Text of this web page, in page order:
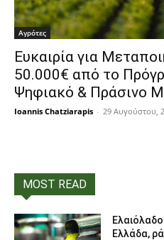
Αγρότες
Ευκαιρία για
50.000€ από το
Ψηφιακό & Πράσινο
Ioannis Chatziarapis - 29 Αυγούστου,
MOST READ
Ελλάδα,